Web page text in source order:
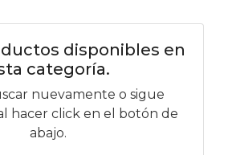
disponibles en
categoría.
nuevamente o sigue
hacer click en el botón de
abajo.